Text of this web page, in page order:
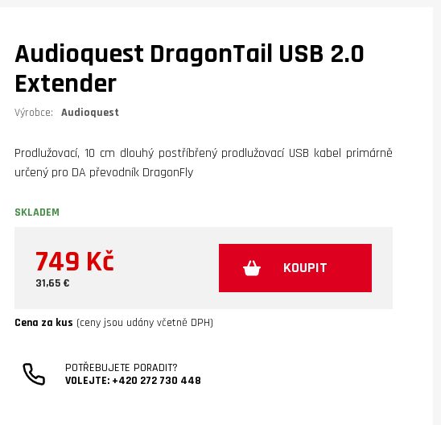
Audioquest DragonTail USB 2.0
Extender
Výrobce: Audioquest
Prodlužovací, 10 cm dlouhý postříbřený prodlužovací USB kabel primárně
určený pro DA převodník DragonFly
SKLADEM
749 Kč
31,65 €
KOUPIT
Cena za kus (ceny jsou udány včetně DPH)
POTŘEBUJETE PORADIT?
VOLEJTE: +420 272 730 448